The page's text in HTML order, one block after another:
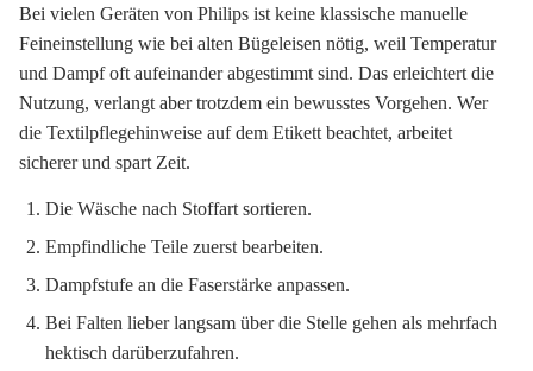
Bei vielen Geräten von Philips ist keine klassische manuelle
Feineinstellung wie bei alten Bügeleisen nötig, weil Temperatur
und Dampf oft aufeinander abgestimmt sind. Das erleichtert die
Nutzung, verlangt aber trotzdem ein bewusstes Vorgehen. Wer
die Textilpflegehinweise auf dem Etikett beachtet, arbeitet
sicherer und spart Zeit.
Die Wäsche nach Stoffart sortieren.
Empfindliche Teile zuerst bearbeiten.
Dampfstufe an die Faserstärke anpassen.
Bei Falten lieber langsam über die Stelle gehen als mehrfach
hektisch darüberzufahren.